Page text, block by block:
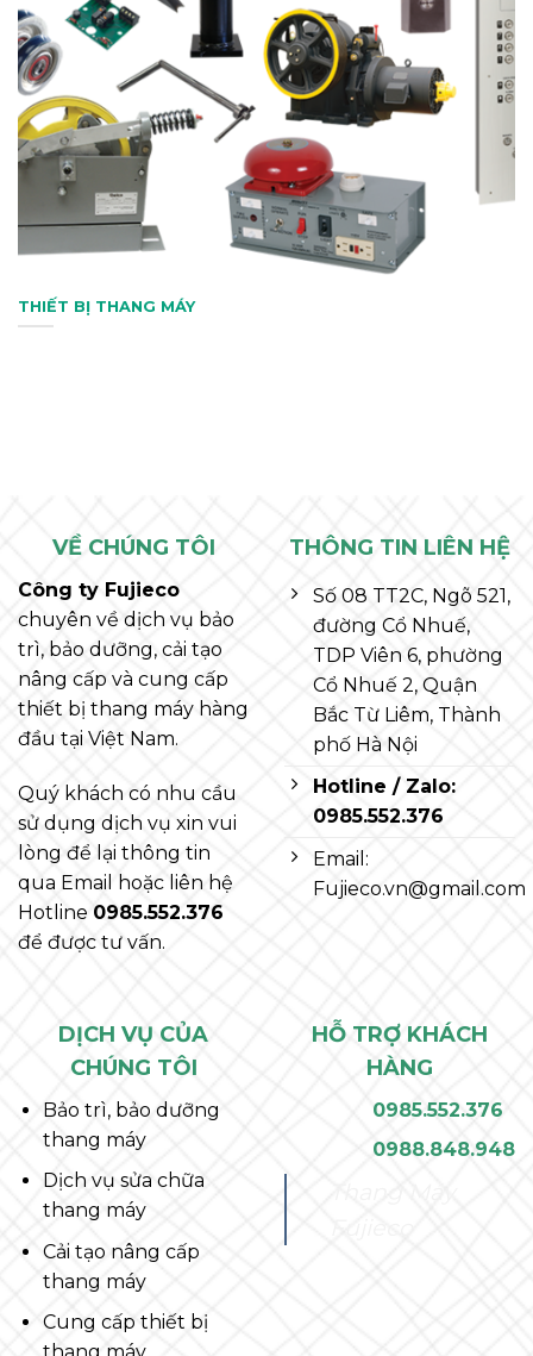
THIẾT BỊ THANG MÁY
VỀ CHÚNG TÔI
Công ty Fujieco
chuyên về dịch vụ bảo
trì, bảo dưỡng, cải tạo
nâng cấp và cung cấp
thiết bị thang máy hàng
đầu tại Việt Nam.
Quý khách có nhu cầu
sử dụng dịch vụ xin vui
lòng để lại thông tin
qua Email hoặc liên hệ
Hotline 0985.552.376
để được tư vấn.
THÔNG TIN LIÊN HỆ
Số 08 TT2C, Ngõ 521,
đường Cổ Nhuế,
TDP Viên 6, phường
Cổ Nhuế 2, Quận
Bắc Từ Liêm, Thành
phố Hà Nội
Hotline / Zalo:
0985.552.376
Email:
Fujieco.vn@gmail.com
DỊCH VỤ CỦA
CHÚNG TÔI
Bảo trì, bảo dưỡng
thang máy
Dịch vụ sửa chữa
thang máy
Cải tạo nâng cấp
thang máy
Cung cấp thiết bị
HỖ TRỢ KHÁCH
HÀNG
0985.552.376
0988.848.948